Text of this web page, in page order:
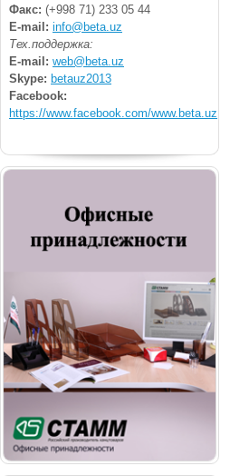
Факс: (+998 71) 233 05 44
E-mail: info@beta.uz
Тех.поддержка:
E-mail: web@beta.uz
Skype: betauz2013
Facebook:
https://www.facebook.com/www.beta.uz